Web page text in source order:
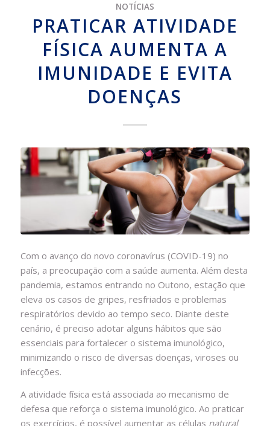
NOTÍCIAS
PRATICAR ATIVIDADE
FÍSICA AUMENTA A
IMUNIDADE E EVITA
DOENÇAS
Com o avanço do novo coronavírus (COVID-19) no
país, a preocupação com a saúde aumenta. Além desta
pandemia, estamos entrando no Outono, estação que
eleva os casos de gripes, resfriados e problemas
respiratórios devido ao tempo seco. Diante deste
cenário, é preciso adotar alguns hábitos que são
essenciais para fortalecer o sistema imunológico,
minimizando o risco de diversas doenças, viroses ou
infecções.
A atividade física está associada ao mecanismo de
defesa que reforça o sistema imunológico. Ao praticar
os exercícios, é possível aumentar as células natural